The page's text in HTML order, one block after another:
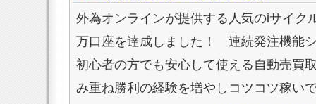
外為オンラインが提供する人気のiサイク
万口座を達成しました！ 連続発注機能
初心者の方でも安心して使える自動売買
み重ね勝利の経験を増やしコツコツ稼い